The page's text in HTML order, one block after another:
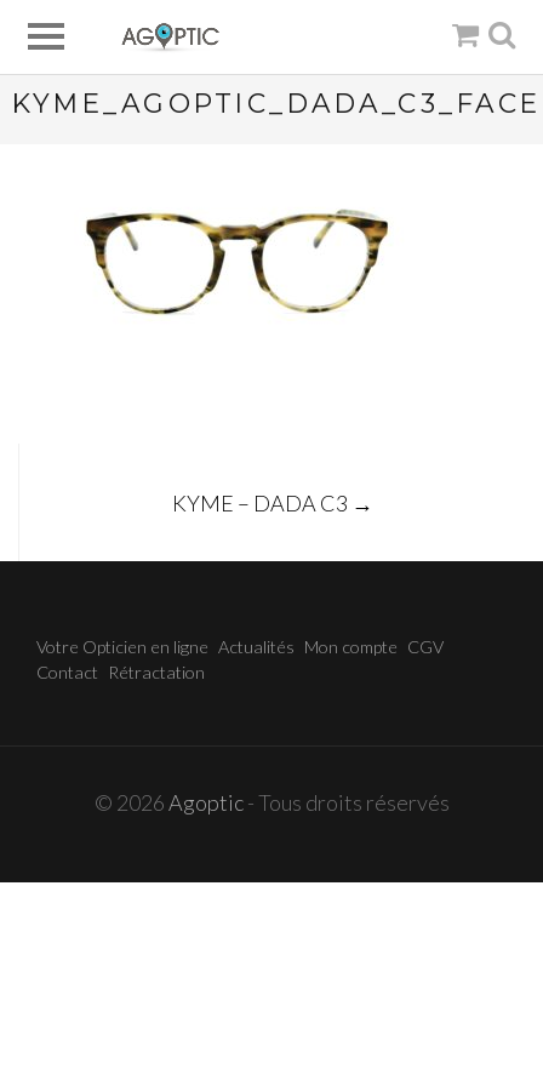
KYME_AGOPTIC_DADA_C3_FACE
KYME – DADA C3 →
Votre Opticien en ligne Actualités Mon compte CGV
Contact
Rétractation
© 2026Agoptic- Tous droits réservés